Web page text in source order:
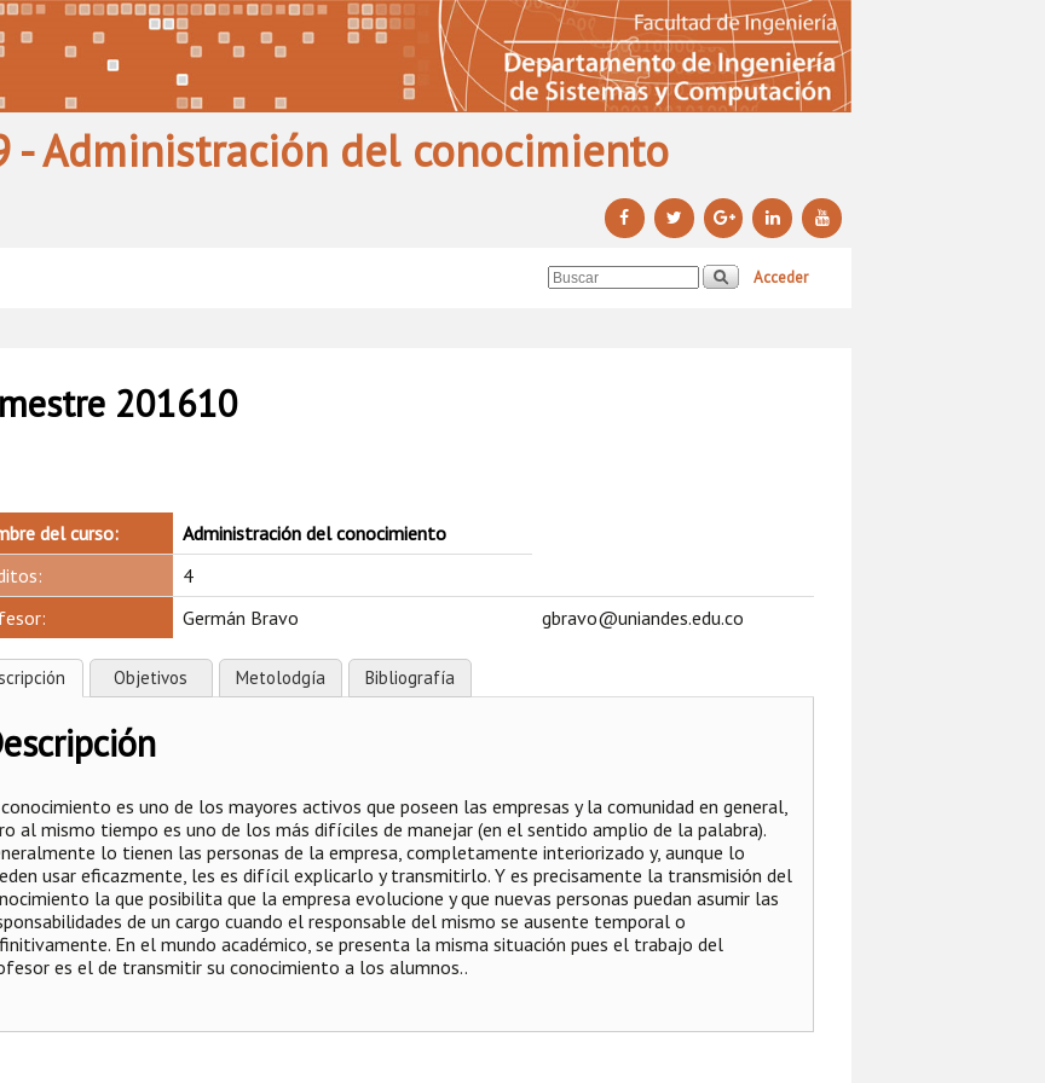
- Administración del conocimiento
Acceder
201610
del curso:
Administración del conocimiento
4
Germán Bravo gbravo@uniandes.edu.co
Objetivos Metolodgía Bibliografía
es uno de los mayores activos que poseen las empresas y la comunidad en general,
al mismo tiempo es uno de los más difíciles de manejar (en el sentido amplio de la palabra).
lo tienen las personas de la empresa, completamente interiorizado y, aunque lo
usar eficazmente, les es difícil explicarlo y transmitirlo. Y es precisamente la transmisión del
la que posibilita que la empresa evolucione y que nuevas personas puedan asumir las
de un cargo cuando el responsable del mismo se ausente temporal o
En el mundo académico, se presenta la misma situación pues el trabajo del
es el de transmitir su conocimiento a los alumnos..